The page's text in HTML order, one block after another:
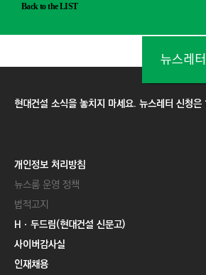
Back to the LIST
현대건설 소식을 놓치지 마세요. 뉴스레터 신청
뉴스레
개인정보 처리방침
뉴스룸 운영 정책
법적고지
Hㆍ두드림(현대건설 신문고)
사이버감사실
인재채용